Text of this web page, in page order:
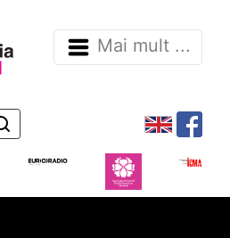
Mai mult ...